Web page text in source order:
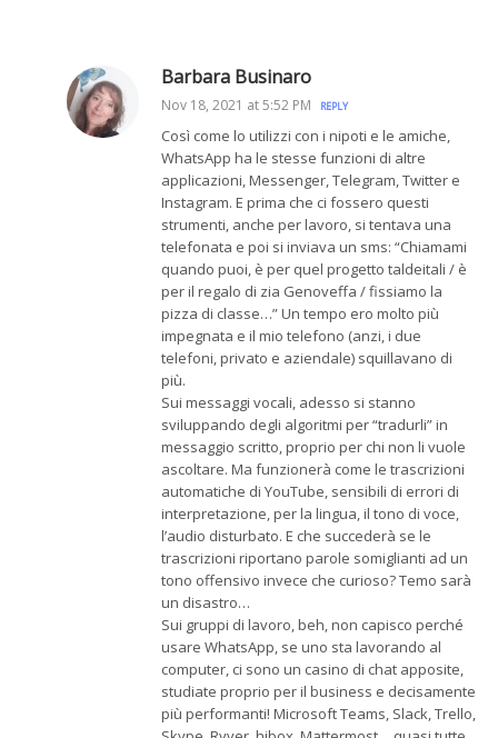
Barbara Businaro
Nov 18, 2021 at 5:52 PM REPLY
Così come lo utilizzi con i nipoti e le amiche,
WhatsApp ha le stesse funzioni di altre
applicazioni, Messenger, Telegram, Twitter e
Instagram. E prima che ci fossero questi
strumenti, anche per lavoro, si tentava una
telefonata e poi si inviava un sms: “Chiamami
quando puoi, è per quel progetto taldeitali / è
per il regalo di zia Genoveffa / fissiamo la
pizza di classe…” Un tempo ero molto più
impegnata e il mio telefono (anzi, i due
telefoni, privato e aziendale) squillavano di
più.
Sui messaggi vocali, adesso si stanno
sviluppando degli algoritmi per “tradurli” in
messaggio scritto, proprio per chi non li vuole
ascoltare. Ma funzionerà come le trascrizioni
automatiche di YouTube, sensibili di errori di
interpretazione, per la lingua, il tono di voce,
l’audio disturbato. E che succederà se le
trascrizioni riportano parole somiglianti ad un
tono offensivo invece che curioso? Temo sarà
un disastro…
Sui gruppi di lavoro, beh, non capisco perché
usare WhatsApp, se uno sta lavorando al
computer, ci sono un casino di chat apposite,
studiate proprio per il business e decisamente
più performanti! Microsoft Teams, Slack, Trello,